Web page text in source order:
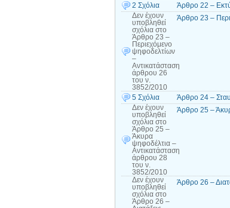
2 Σχόλια
Άρθρο 22 –
Δεν έχουν
υποβληθεί
σχόλια στο
Άρθρο 23 –
Περιεχόμενο
ψηφοδελτίων
–
Αντικατάσταση
άρθρου 26
του ν.
3852/2010
Άρθρο 23 –
5 Σχόλια
Άρθρο 24 –
Δεν έχουν
υποβληθεί
σχόλια στο
Άρθρο 25 –
Άκυρα
ψηφοδέλτια –
Αντικατάσταση
άρθρου 28
του ν.
3852/2010
Άρθρο 25 –
Δεν έχουν
υποβληθεί
σχόλια στο
Άρθρο 26 –
Άρθρο 26 –